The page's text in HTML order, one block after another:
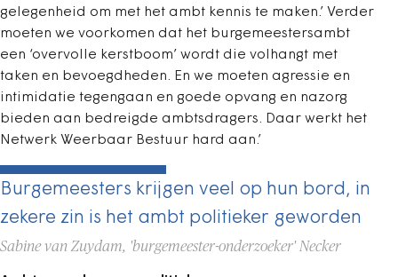
gelegenheid om met het ambt kennis te maken.’ Verder
moeten we voorkomen dat het burgemeestersambt
een ‘overvolle kerstboom’ wordt die volhangt met
taken en bevoegdheden. En we moeten agressie en
intimidatie tegengaan en goede opvang en nazorg
bieden aan bedreigde ambtsdragers. Daar werkt het
Netwerk Weerbaar Bestuur hard aan.’
Burgemeesters krijgen veel op hun bord, in
zekere zin is het ambt politieker geworden
Sabine van Zuydam, 'burgemeester-onderzoeker' Necker